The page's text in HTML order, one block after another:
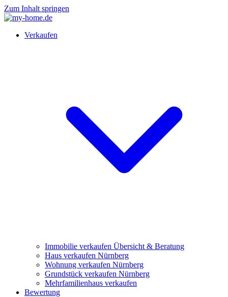
Zum Inhalt springen
Verkaufen
Immobilie verkaufen Übersicht & Beratung
Haus verkaufen Nürnberg
Wohnung verkaufen Nürnberg
Grundstück verkaufen Nürnberg
Mehrfamilienhaus verkaufen
Bewertung